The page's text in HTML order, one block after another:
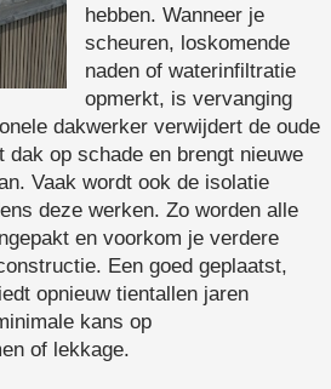
hebben. Wanneer je
scheuren, loskomende
naden of waterinfiltratie
opmerkt, is vervanging
dakwerker verwijdert de oude
dak op schade en brengt nieuwe
Vaak wordt ook de isolatie
deze werken. Zo worden alle
en voorkom je verdere
Een goed geplaatst,
opnieuw tientallen jaren
kans op
of lekkage.